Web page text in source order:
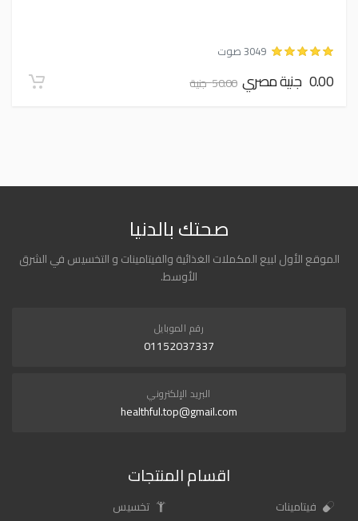
3049 صوت
0.00 جنية مصري 50.00 جنية
صحتك بالدنيا
الموقع الأول لبيع المكملات الغذائية والفيتامينات و التخسيس في الشرق
الأوسط.
رقم الموبايل
01152037337
البريد الإلكتروني
healthful.top@gmail.com
اقسام المنتجات
فيتامينات
تخسيس